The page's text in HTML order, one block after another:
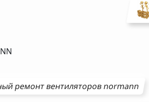
ремонтвентиляторовnormann